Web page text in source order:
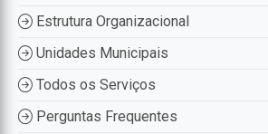
Estrutura Organizacional
Unidades Municipais
Todos os Serviços
Perguntas Frequentes